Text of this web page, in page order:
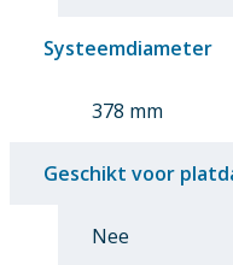
Systeemdiameter
378 mm
Geschikt voor
Nee